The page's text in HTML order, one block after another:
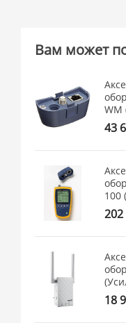
Вам может
WM
43
100
18